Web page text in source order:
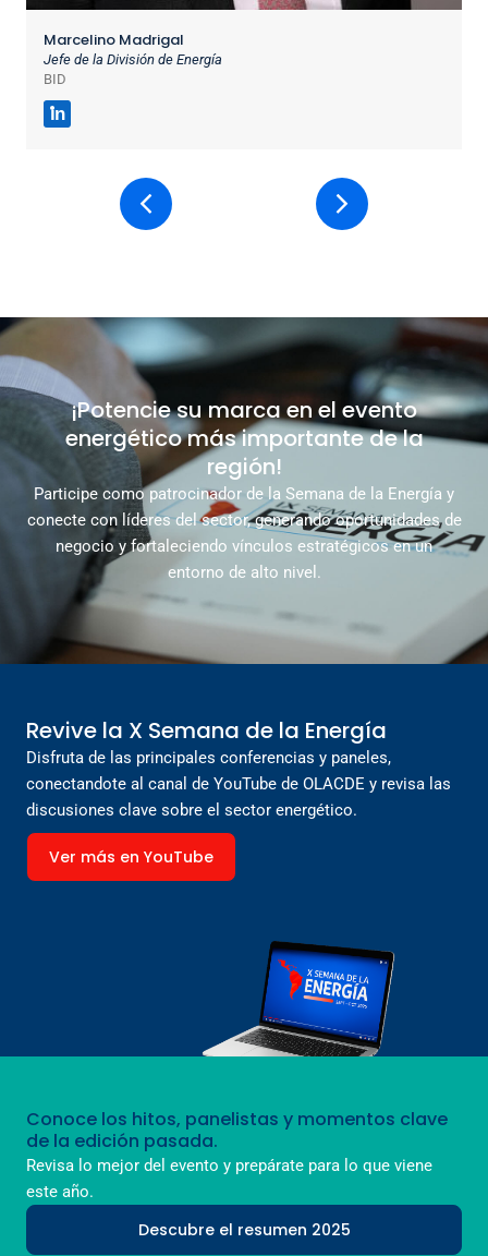
Marcelino Madrigal
Jefe de la División de Energía
BID
in
¡Potencie su marca en el evento
energético más importante de la
región!
Participe como patrocinador de la Semana de la Energía y
conecte con líderes del sector, generando oportunidades de
negocio y fortaleciendo vínculos estratégicos en un
entorno de alto nivel.
Revive la X Semana de la Energía
Disfruta de las principales conferencias y paneles,
conectandote al canal de YouTube de OLACDE y revisa las
discusiones clave sobre el sector energético.
Ver más en YouTube
Conoce los hitos, panelistas y momentos clave
de la edición pasada.
Revisa lo mejor del evento y prepárate para lo que viene
este año.
Descubre el resumen 2025